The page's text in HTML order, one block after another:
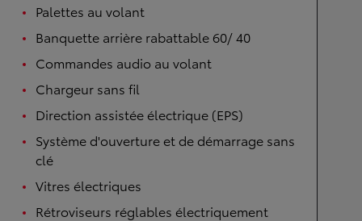
Palettes au volant
Banquette arrière rabattable 60/ 40
Commandes audio au volant
Chargeur sans fil
Direction assistée électrique (EPS)
Système d'ouverture et de démarrage sans
clé
Vitres électriques
Rétroviseurs réglables électriquement